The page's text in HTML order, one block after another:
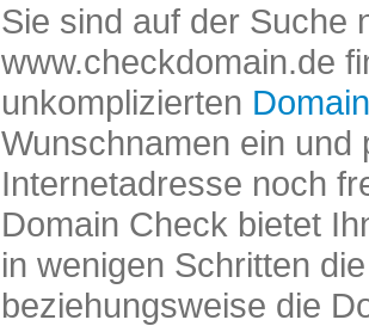
Sie sind auf der Suche
www.checkdomain.de
unkomplizierten
Wunschnamen ein und
Internetadresse noch
Domain Check bietet
in wenigen Schritten
beziehungsweise die